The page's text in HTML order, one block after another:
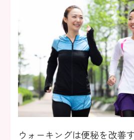
ウォーキングは便秘を改善